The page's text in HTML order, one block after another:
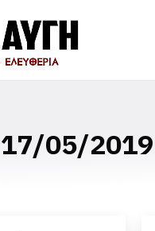
17/05/2019